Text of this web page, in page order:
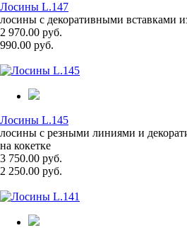
Лосины L.147
лосины с декоративными вставками
2 970.00 руб.
990.00 руб.
Лосины L.145
лосины с резными линиями и
на кокетке
3 750.00 руб.
2 250.00 руб.